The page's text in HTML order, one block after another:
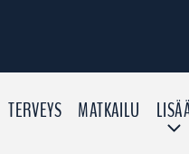
TERVEYS MATKAILU